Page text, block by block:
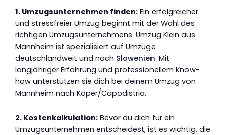
1. Umzugsunternehmen finden: Ein erfolgreicher
und stressfreier Umzug beginnt mit der Wahl des
richtigen Umzugsunternehmens. Umzug Klein aus
Mannheim ist spezialisiert auf Umzüge
deutschlandweit und nach Slowenien. Mit
langjähriger Erfahrung und professionellem Know-
how unterstützen sie dich bei deinem Umzug von
Mannheim nach Koper/Capodistria.
2. Kostenkalkulation: Bevor du dich für ein
Umzugsunternehmen entscheidest, ist es wichtig, die